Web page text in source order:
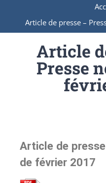
Article de presse –
Article
Presse
Article de
de février 2017